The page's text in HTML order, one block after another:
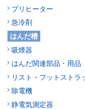
プリヒーター
急冷剤
はんだ槽
吸煙器
はんだ関連部品・用品
リスト・フットストラ
除電機
静電気測定器